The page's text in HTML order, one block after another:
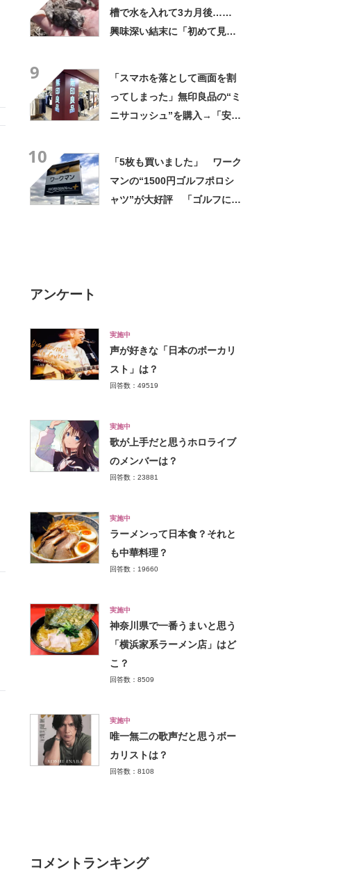
槽で水を入れて3カ月後……
興味深い結末に「初めて見
9
「スマホを落として画面を割
ってしまった」無印良品の“ミ
ニサコッシュ”を購入→「安心
10
「5枚も買いました」 ワーク
マンの“1500円ゴルフポロシ
ャツ”が大好評 「ゴルフにも
アンケート
実施中
声が好きな「日本のボーカリ
スト」は？
回答数：49519
実施中
歌が上手だと思うホロライブ
のメンバーは？
回答数：23881
実施中
ラーメンって日本食？それと
も中華料理？
回答数：19660
実施中
神奈川県で一番うまいと思う
「横浜家系ラーメン店」はど
こ？
回答数：8509
実施中
唯一無二の歌声だと思うボー
カリストは？
回答数：8108
コメントランキング